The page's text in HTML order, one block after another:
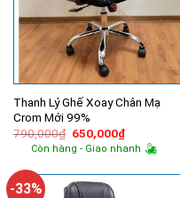
Thanh Lý Ghế Xoay Chân Mạ
Crom Mới 99%
790,000₫ Giá
gốc
là:
650,000₫Giá
hiện
tại
650,000₫.
Còn hàng - Giao nhanh
-33%